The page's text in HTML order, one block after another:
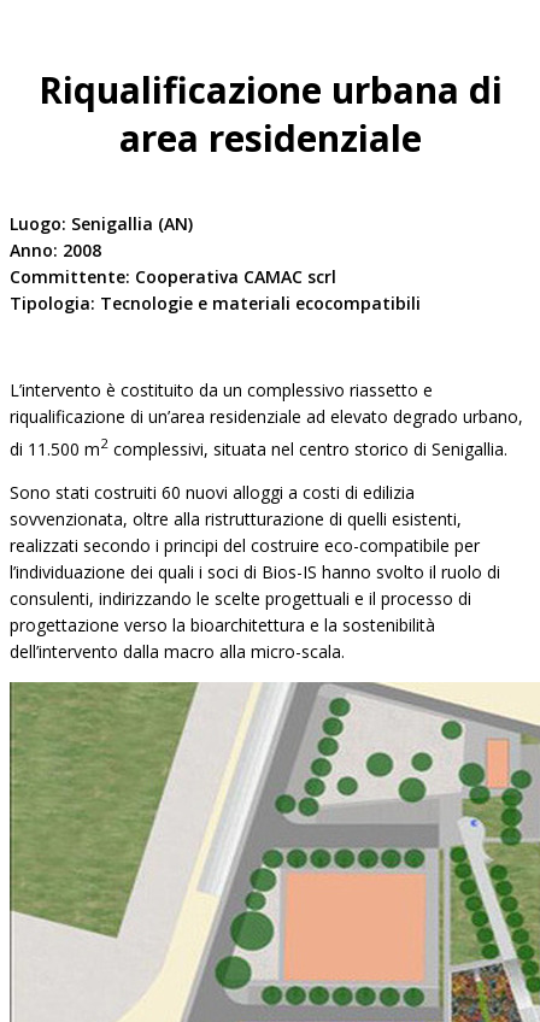
Riqualificazione urbana di
area residenziale
Luogo: Senigallia (AN)
Anno: 2008
Committente: Cooperativa CAMAC scrl
Tipologia: Tecnologie e materiali ecocompatibili
L’intervento è costituito da un complessivo riassetto e
riqualificazione di un’area residenziale ad elevato degrado urbano,
di 11.500 m2 complessivi, situata nel centro storico di Senigallia.
Sono stati costruiti 60 nuovi alloggi a costi di edilizia
sovvenzionata, oltre alla ristrutturazione di quelli esistenti,
realizzati secondo i principi del costruire eco-compatibile per
l’individuazione dei quali i soci di Bios-IS hanno svolto il ruolo di
consulenti, indirizzando le scelte progettuali e il processo di
progettazione verso la bioarchitettura e la sostenibilità
dell’intervento dalla macro alla micro-scala.